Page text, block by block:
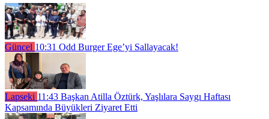
Güncel 10:31 Odd Burger Ege’yi Sallayacak!
Lapseki 11:43 Başkan Atilla Öztürk, Yaşlılara Saygı Haftası
Kapsamında Büyükleri Ziyaret Etti